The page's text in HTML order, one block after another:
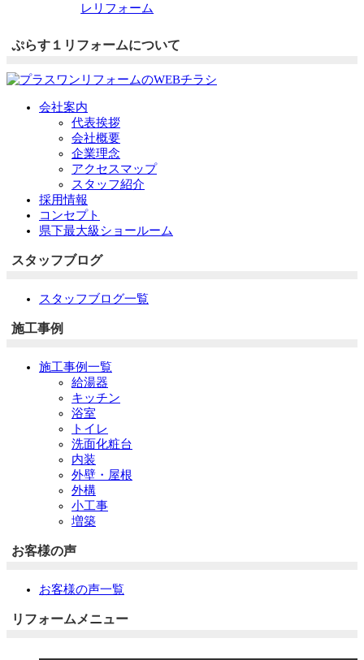
レリフォーム
ぷらす１リフォームについて
会社案内
代表挨拶
会社概要
企業理念
アクセスマップ
スタッフ紹介
採用情報
コンセプト
県下最大級ショールーム
スタッフブログ
スタッフブログ一覧
施工事例
施工事例一覧
給湯器
キッチン
浴室
トイレ
洗面化粧台
内装
外壁・屋根
外構
小工事
増築
お客様の声
お客様の声一覧
リフォームメニュー